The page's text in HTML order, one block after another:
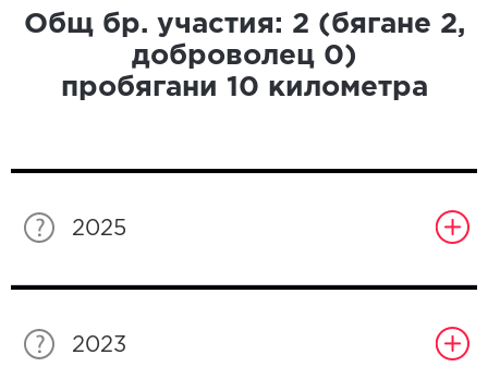
Общ бр. участия: 2 (бягане 2,
доброволец 0)
пробягани 10 километра
2025
2023